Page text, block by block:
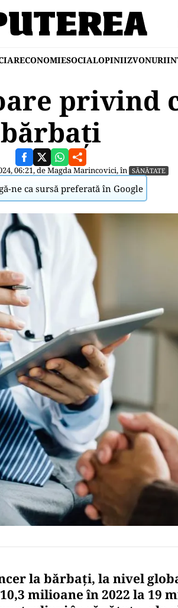
ECONOMIESOCIALOPINIIZVONURI
privind
bărbați
06:21, deMagda Marincovici, în SĂNĂTATE
ne ca sursă preferată în Google
la bărbați, la nivel
milioane în 2022 la 19